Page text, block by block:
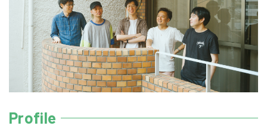
Profile